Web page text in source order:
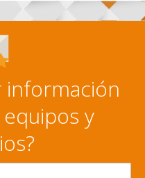
información
y